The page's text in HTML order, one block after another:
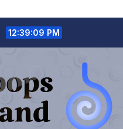
12:39:10 PM